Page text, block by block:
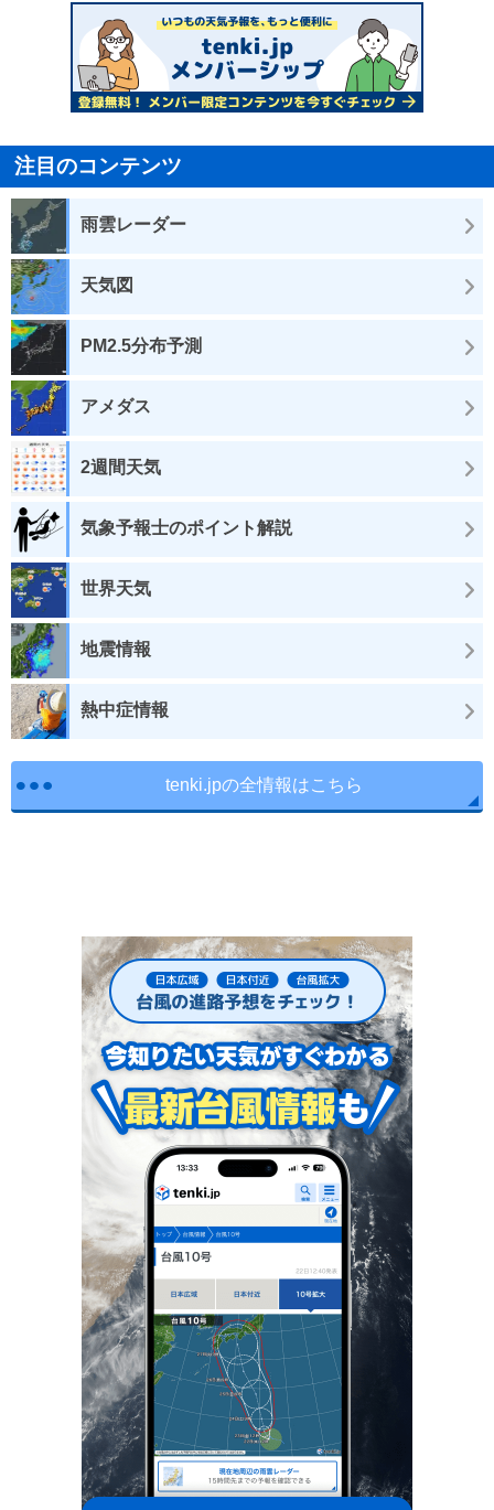
注目のコンテンツ
雨雲レーダー
天気図
PM2.5分布予測
アメダス
2週間天気
気象予報士のポイント解説
世界天気
地震情報
熱中症情報
tenki.jpの全情報はこちら